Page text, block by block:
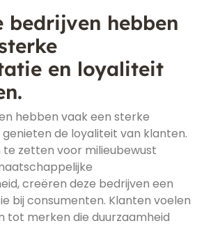
bedrijven hebben
en loyaliteit
hebben vaak een sterke
de loyaliteit van klanten.
te zetten voor milieubewust
creëren deze bedrijven een
bij consumenten. Klanten voelen
tot merken die duurzaamheid